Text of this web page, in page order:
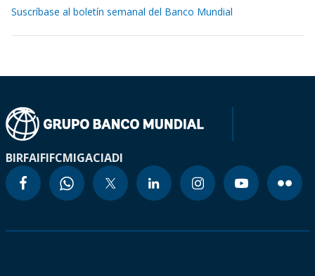
Suscríbase al boletín semanal del Banco Mundial
BIRFAIFIFCMIGACIADI